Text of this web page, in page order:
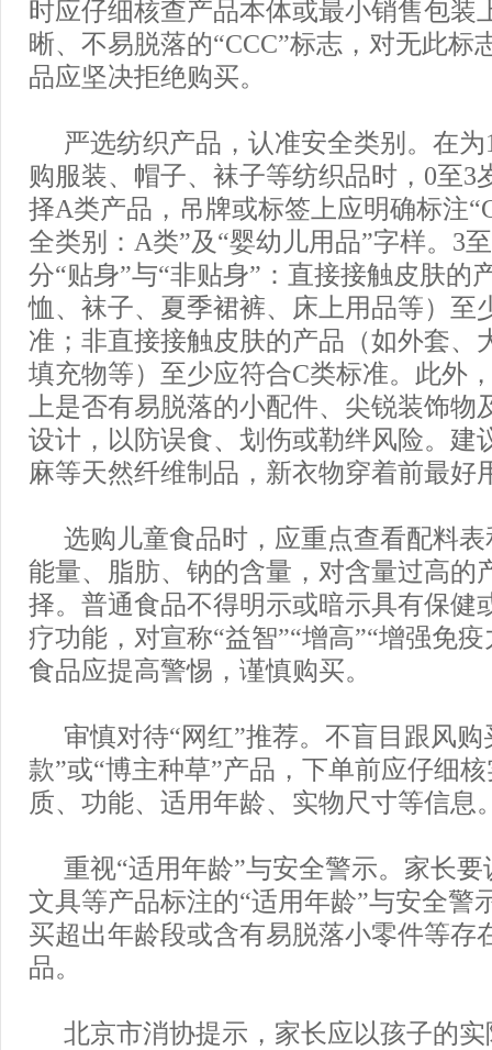
时应仔细核查产品本体或最小销售包装
晰、不易脱落的“CCC”标志，对无此标
品应坚决拒绝购买。
严选纺织产品，认准安全类别。在
购服装、帽子、袜子等纺织品时，0至3
择A类产品，吊牌或标签上应明确标注
全类别：A类”及“婴幼儿用品”字样。3
分“贴身”与“非贴身”：直接接触皮肤的
恤、袜子、夏季裙裤、床上用品等）至
准；非直接接触皮肤的产品（如外套、
填充物等）至少应符合C类标准。此外
上是否有易脱落的小配件、尖锐装饰物
设计，以防误食、划伤或勒绊风险。建
麻等天然纤维制品，新衣物穿着前最好
选购儿童食品时，应重点查看配料
能量、脂肪、钠的含量，对含量过高的
择。普通食品不得明示或暗示具有保健
疗功能，对宣称“益智”“增高”“增强免
食品应提高警惕，谨慎购买。
审慎对待“网红”推荐。不盲目跟风购
款”或“博主种草”产品，下单前应仔细
质、功能、适用年龄、实物尺寸等信息
重视“适用年龄”与安全警示。家长
文具等产品标注的“适用年龄”与安全警
买超出年龄段或含有易脱落小零件等存
品。
北京市消协提示，家长应以孩子的